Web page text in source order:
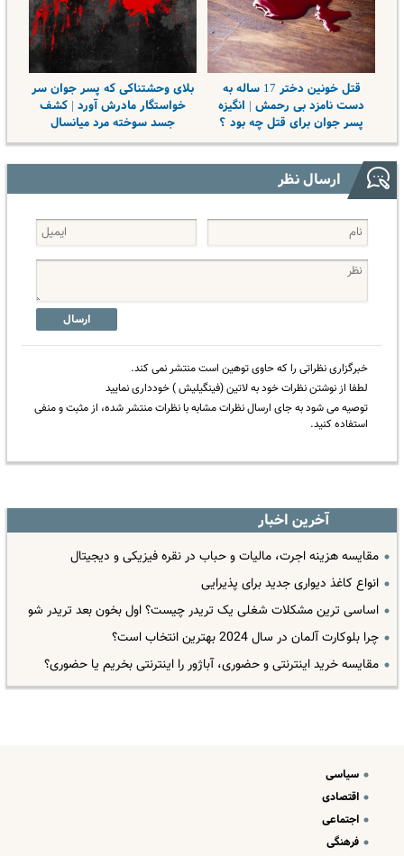
قتل خونین دختر 17 ساله به
دست نامزد بی رحمش | انگیزه
پسر جوان برای قتل چه بود ؟
بلای وحشتناکی که پسر جوان سر
خواستگار مادرش آورد | کشف
جسد سوخته‌ مرد میانسال
ارسال نظر
ارسال
خبرگزاری نظراتی را که حاوی توهین است منتشر نمی کند.
لطفا از نوشتن نظرات خود به لاتین (فینگیلیش ) خودداری نمایید
توصیه می شود به جای ارسال نظرات مشابه با نظرات منتشر شده، از مثبت و منفی
استفاده کنید.
آخرین اخبار
مقایسه هزینه اجرت، مالیات و حباب در نقره فیزیکی و دیجیتال
انواع کاغذ دیواری جدید برای پذیرایی
اساسی ترین مشکلات شغلی یک تریدر چیست؟ اول بخون بعد تریدر شو
چرا بلوکارت آلمان در سال 2024 بهترین انتخاب است؟
مقایسه خرید اینترنتی و حضوری، آباژور را اینترنتی بخریم یا حضوری؟
سیاسی
اقتصادی
اجتماعی
فرهنگی